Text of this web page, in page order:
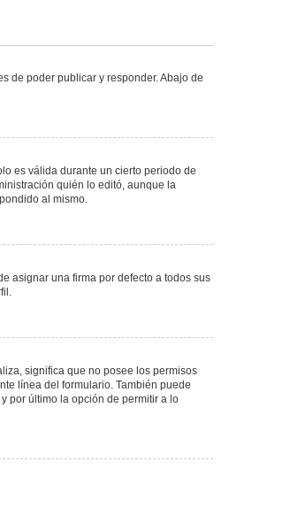
de poder publicar y responder. Abajo de
es válida durante un cierto periodo de
quién lo editó, aunque la
al mismo.
asignar una firma por defecto a todos sus
significa que no posee los permisos
línea del formulario. También puede
por último la opción de permitir a lo